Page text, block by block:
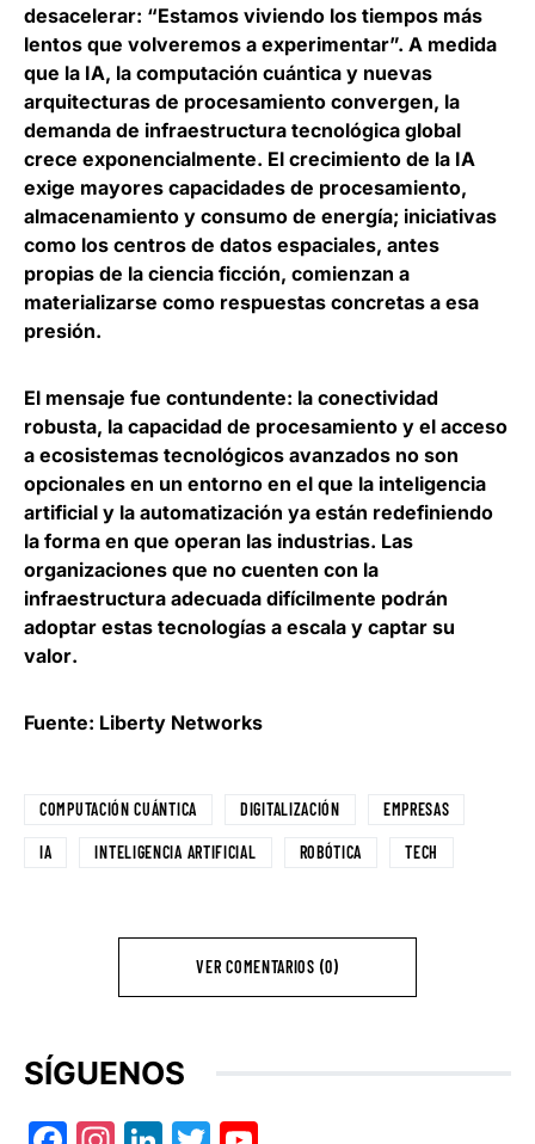
desacelerar: “Estamos viviendo los tiempos más
lentos que volveremos a experimentar”. A medida
que la IA, la computación cuántica y nuevas
arquitecturas de procesamiento convergen, la
demanda de infraestructura tecnológica global
crece exponencialmente. El crecimiento de la IA
exige mayores capacidades de procesamiento,
almacenamiento y consumo de energía; iniciativas
como los centros de datos espaciales, antes
propias de la ciencia ficción, comienzan a
materializarse como respuestas concretas a esa
presión.
El mensaje fue contundente: la conectividad
robusta, la capacidad de procesamiento y el acceso
a ecosistemas tecnológicos avanzados no son
opcionales en un entorno en el que la inteligencia
artificial y la automatización ya están redefiniendo
la forma en que operan las industrias. Las
organizaciones que no cuenten con la
infraestructura adecuada difícilmente podrán
adoptar estas tecnologías a escala y captar su
valor.
Fuente: Liberty Networks
COMPUTACIÓN CUÁNTICA DIGITALIZACIÓN EMPRESAS
IA INTELIGENCIA ARTIFICIAL ROBÓTICA TECH
VER COMENTARIOS (0)
SÍGUENOS